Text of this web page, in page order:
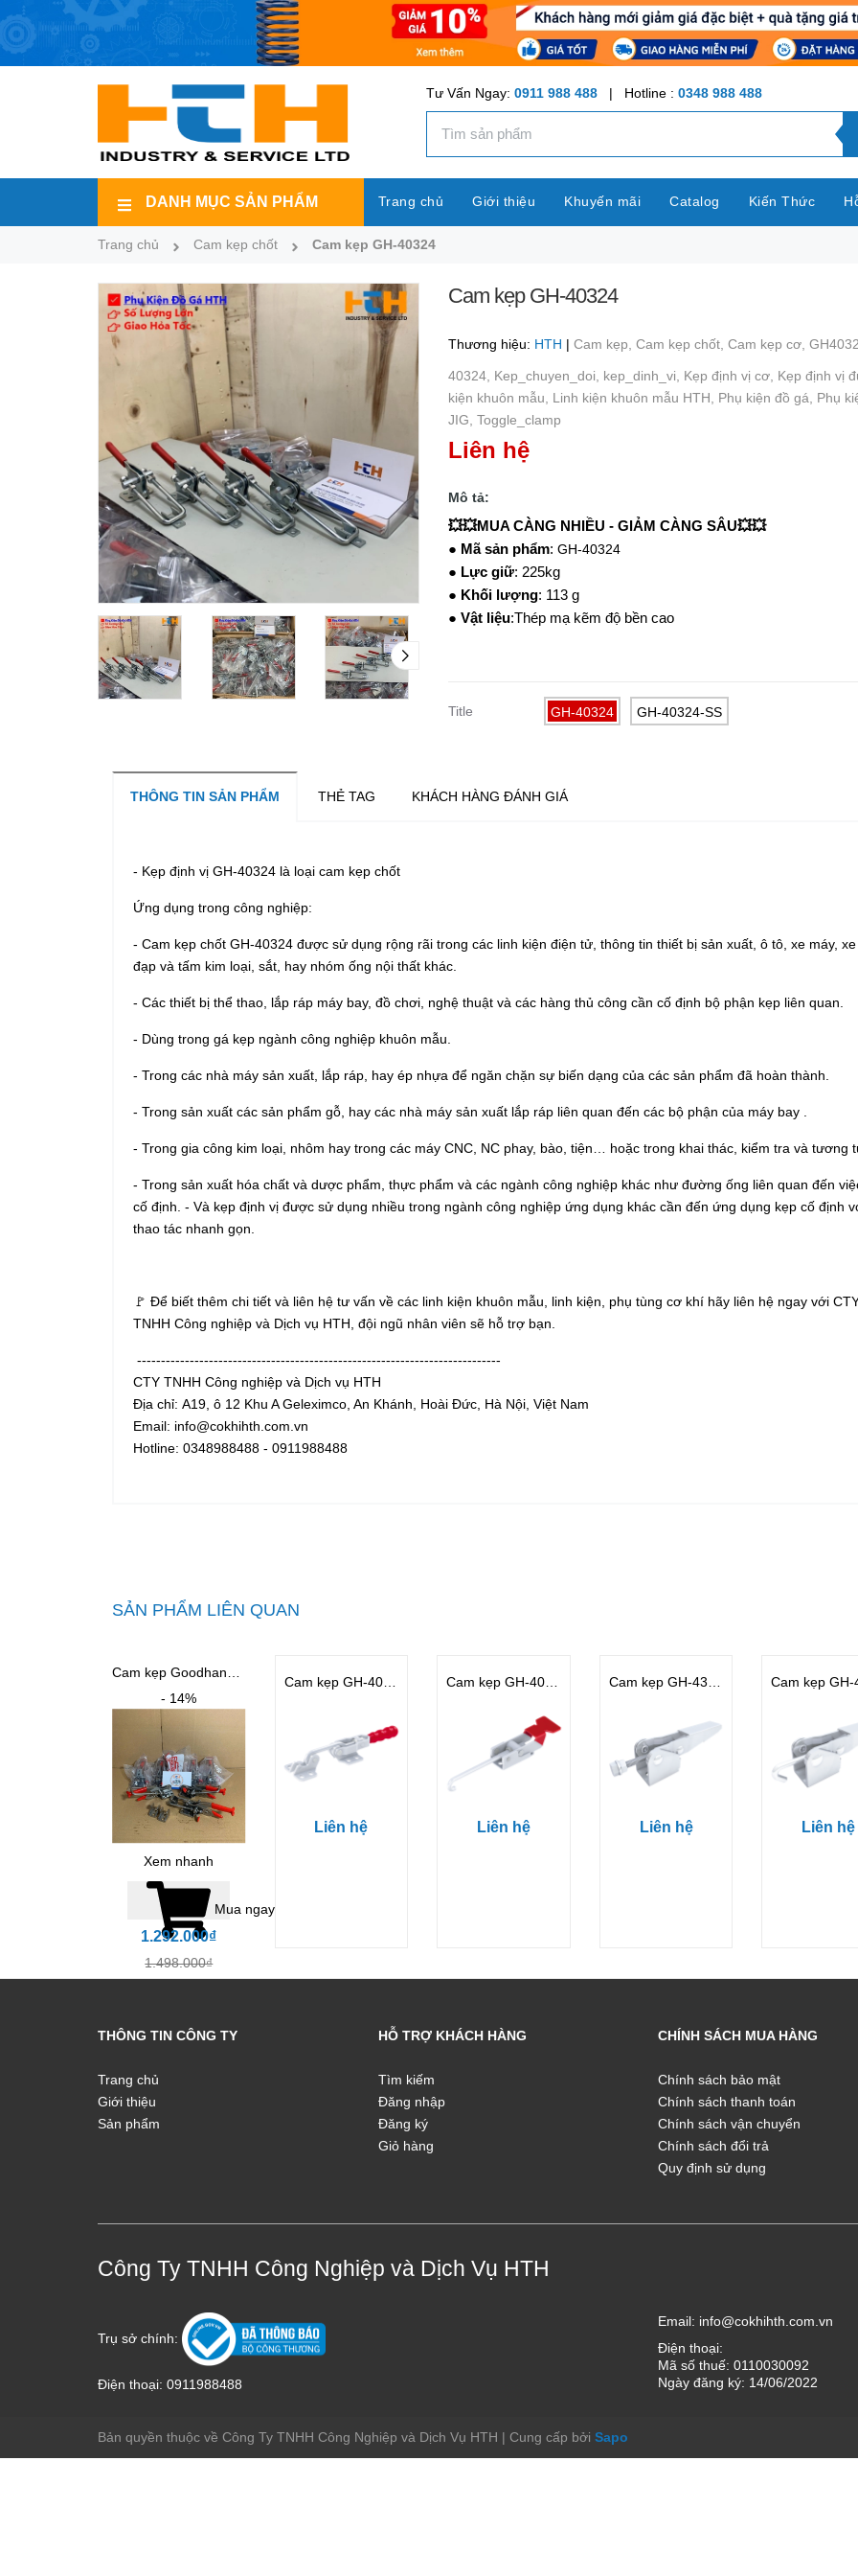
Tư Vấn Ngay: 0911 988 488 | Hotline : 0348 988 488
DANH MỤC SẢN PHẨM Trang chủ Giới thiệu Khuyến mãi Catalog Kiến Thức
Trang chủ Cam kẹp chốt Cam kẹp GH-40324
Cam kẹp GH-40324
Thương hiệu: HTH | Cam kẹp, Cam kẹp chốt, Cam kẹp cơ,
40324, Kep_chuyen_doi, kep_dinh_vi, Kẹp định vị cơ, Kẹp định vị
kiện khuôn mẫu, Linh kiện khuôn mẫu HTH, Phụ kiện đồ gá, Phụ
JIG, Toggle_clamp
Liên hệ
Mô tả:
💥💥MUA CÀNG NHIỀU - GIẢM CÀNG SÂU💥💥
● Mã sản phẩm: GH-40324
● Lực giữ: 225kg
● Khối lượng: 113 g
● Vật liệu:Thép mạ kẽm độ bền cao
Title GH-40324 GH-40324-SS
THÔNG TIN SẢN PHẨM THẺ TAG KHÁCH HÀNG ĐÁNH GIÁ
- Kẹp định vị GH-40324 là loại cam kẹp chốt
Ứng dụng trong công nghiệp:
- Cam kẹp chốt GH-40324 được sử dụng rộng rãi trong các linh kiện điện tử, thông tin thiết bị sản xuất, ô tô, xe máy, xe
đạp và tấm kim loại, sắt, hay nhóm ống nội thất khác.
- Các thiết bị thể thao, lắp ráp máy bay, đồ chơi, nghệ thuật và các hàng thủ công cần cố định bộ phận kẹp liên quan.
- Dùng trong gá kẹp ngành công nghiệp khuôn mẫu.
- Trong các nhà máy sản xuất, lắp ráp, hay ép nhựa để ngăn chặn sự biến dạng của các sản phẩm đã hoàn thành.
- Trong sản xuất các sản phẩm gỗ, hay các nhà máy sản xuất lắp ráp liên quan đến các bộ phận của máy bay .
- Trong gia công kim loại, nhôm hay trong các máy CNC, NC phay, bào, tiện… hoặc trong khai thác, kiểm tra và tương
- Trong sản xuất hóa chất và dược phẩm, thực phẩm và các ngành công nghiệp khác như đường ống liên quan đến
cố định. - Và kẹp định vị được sử dụng nhiều trong ngành công nghiệp ứng dụng khác cần đến ứng dụng kẹp cố định
thao tác nhanh gọn.
🚩 Để biết thêm chi tiết và liên hệ tư vấn về các linh kiện khuôn mẫu, linh kiện, phụ tùng cơ khí hãy liên hệ ngay với
TNHH Công nghiệp và Dịch vụ HTH, đội ngũ nhân viên sẽ hỗ trợ bạn.
----------------------------------------------------------------------------
CTY TNHH Công nghiệp và Dịch vụ HTH
Địa chỉ: A19, ô 12 Khu A Geleximco, An Khánh, Hoài Đức, Hà Nội, Việt Nam
Email: info@cokhihth.com.vn
Hotline: 0348988488 - 0911988488
SẢN PHẨM LIÊN QUAN
- 14%
Xem nhanh
Mua ngay
1.292.000₫
1.498.000₫
Cam kẹp GH-40200-SS
Liên hệ Liên hệ Liên hệ Liên hệ
THÔNG TIN CÔNG TY
Trang chủ
Giới thiệu
Sản phẩm
HỖ TRỢ KHÁCH HÀNG
Tìm kiếm
Đăng nhập
Đăng ký
Giỏ hàng
CHÍNH SÁCH MUA HÀNG
Chính sách bảo mật
Chính sách thanh toán
Chính sách vận chuyển
Chính sách đổi trả
Quy định sử dụng
Công Ty TNHH Công Nghiệp và Dịch Vụ HTH
Trụ sở chính:
Điện thoại: 0911988488
Email: info@cokhihth.com.vn
Điện thoại:
Mã số thuế: 0110030092
Ngày đăng ký: 14/06/2022
Bản quyền thuộc về Công Ty TNHH Công Nghiệp và Dịch Vụ HTH | Cung cấp bởi Sapo